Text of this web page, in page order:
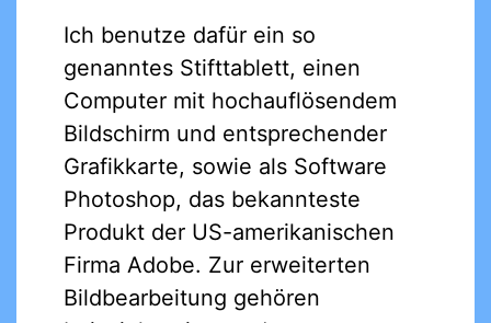
Ich benutze dafür ein so
genanntes Stifttablett, einen
Computer mit hochauflösendem
Bildschirm und entsprechender
Grafikkarte, sowie als Software
Photoshop, das bekannteste
Produkt der US-amerikanischen
Firma Adobe. Zur erweiterten
Bildbearbeitung gehören